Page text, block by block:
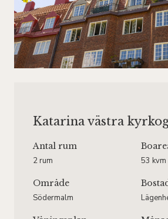
Katarina västra
Antal rum
2 rum
53 kvm
Område
Södermalm